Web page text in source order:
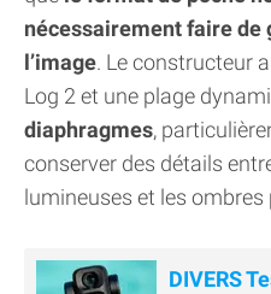
nécessairement faire de
l’image. Le constructeur
Log 2 et une plage
diaphragmes,
conserver des détails
lumineuses et les
DIVERS